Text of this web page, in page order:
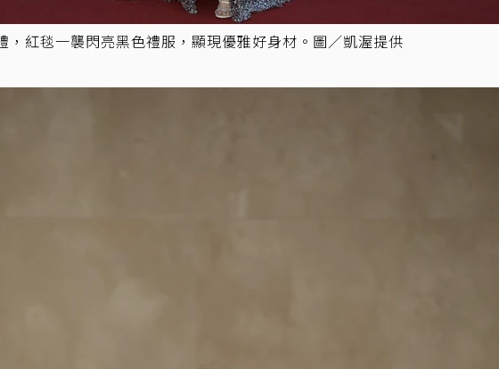
，紅毯一襲閃亮黑色禮服，顯現優雅好身材。圖／凱渥提供